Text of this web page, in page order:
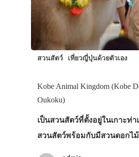
สวนสัตว์ เที่ยวญี่ปุ่นด้วยตัวเอง
Kobe Animal Kingdom (Kobe
Oukoku)
เป็นสวนสัตว์ที่ตั้งอยู่ในเกาะท่า
สวนสัตว์พร้อมกับมีสวนดอกไม้